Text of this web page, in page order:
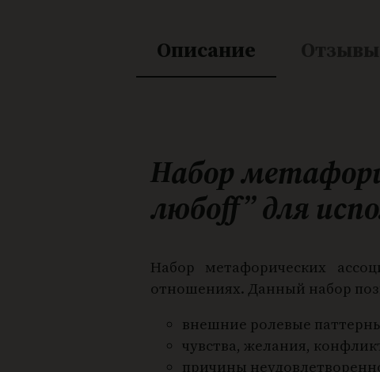
Описание
Набор
любоff”для
Набор метафорических
отношениях. Данный набор
внешние ролевые
чувства, желания,
причины